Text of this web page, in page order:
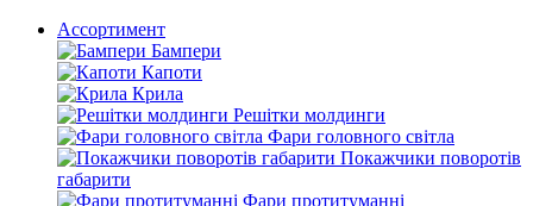
Ассортимент
Бампери
Капоти
Крила
Решітки молдинги
Фари головного світла
Покажчики поворотів
габарити
Фари протитуманні